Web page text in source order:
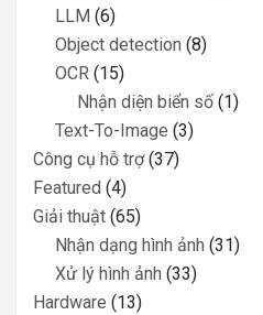
LLM (6)
Object detection (8)
OCR (15)
Nhận diện biển số (1)
Text-To-Image (3)
Công cụ hỗ trợ(37)
Featured (4)
Giải thuật (65)
Nhận dạng hình ảnh (31)
Xử lý hình ảnh (33)
Hardware (13)